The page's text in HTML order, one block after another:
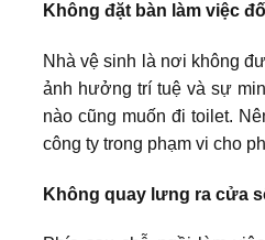
Không đặt bàn làm việc
Nhà vệ sinh là nơi không
ảnh hưởng trí tuệ và sự
nào cũng muốn đi toilet.
công ty trong phạm vi cho
Không quay lưng ra cửa